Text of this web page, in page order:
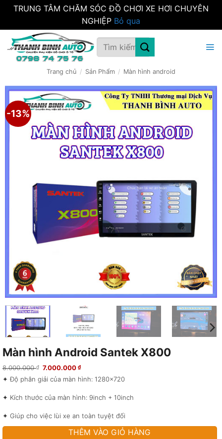
TRUNG TÂM CHĂM SÓC ĐỒ CHƠI XE HƠI CHUYÊN
NGHIỆP Bỏ qua
qua
Tìm
kiếm:
Trang chủ / Sản Phẩm / Màn hình android
-13%
Màn hình Android Santek X800
8.000.000₫
Giá
là:
7.000.000 ₫Giá
tại
✦ Độ phân giải của màn hình: 1280×720
✦ Kích thước của màn hình: 9inch + 10inch
✦ Giúp cho việc lùi xe an toàn tuyệt đối
✦ Phần mềm dẫn đường thông minh tích hợp định vụ GPS
THÊM VÀO GIỎ HÀNG